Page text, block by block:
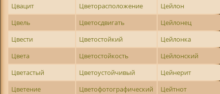
Цвацит
Цветорасположение
Цейлон
Цвель
Цветосдвигать
Цейлонец
Цвести
Цветостойкий
Цейлонка
Цвета
Цветостойкость
Цейлонский
Цветастый
Цветоустойчивый
Цейнерит
Цветение
Цветофотографический
Цейтнот